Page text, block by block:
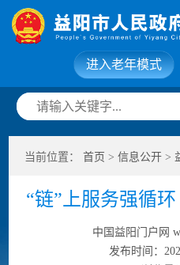
网站首页
信息公开
进入老年模式
当前位置：首页 >信息公开 >
“链”上服务强循
中国益阳门户网
发布时间：